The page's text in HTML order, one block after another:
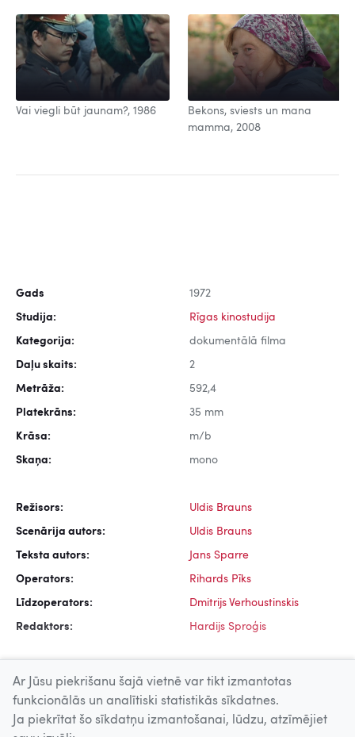
Vai viegli būt jaunam?, 1986
Bekons, sviests un mana
mamma, 2008
Gads 1972
Studija: Rīgas kinostudija
Kategorija: dokumentālā filma
Daļu skaits: 2
Metrāža: 592,4
Platekrāns: 35 mm
Krāsa: m/b
Skaņa: mono
Režisors: Uldis Brauns
Scenārija autors: Uldis Brauns
Teksta autors: Jans Sparre
Operators: Rihards Pīks
Līdzoperators: Dmitrijs Verhoustinskis
Redaktors: Hardijs Sproģis
Uz augšu
Ar Jūsu piekrišanu šajā vietnē var tikt izmantotas
funkcionālās un analītiski statistikās sīkdatnes.
Ja piekrītat šo sīkdatņu izmantošanai, lūdzu, atzīmējiet